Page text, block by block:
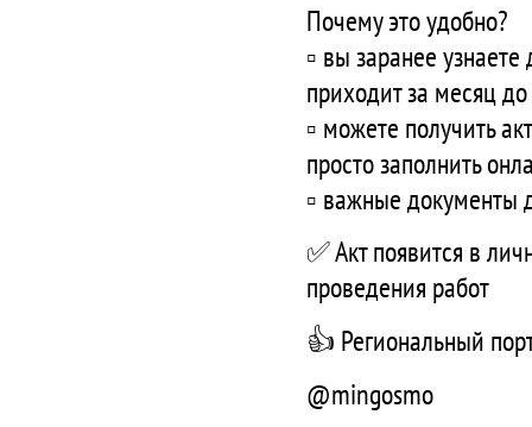
Почему это удобно?
▫️ вы заранее
приходит за месяц
▫️ можете получить
просто заполнить
▫️ важные документы
✅ Акт появится в
проведения работ
👍 Региональный
@mingosmo